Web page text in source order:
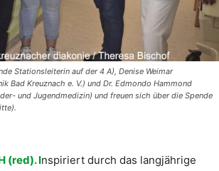
Stationsleiterin auf der 4 A), Denise Weimar
Bad Kreuznach e. V.) und Dr. Edmondo Hammond
und Jugendmedizin) und freuen sich über die Spende
(red). Inspiriert durch das langjährige